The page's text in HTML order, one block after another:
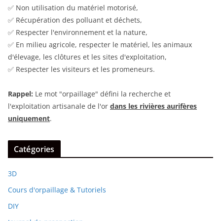
✅ Non utilisation du matériel motorisé,
✅ Récupération des polluant et déchets,
✅ Respecter l'environnement et la nature,
✅ En milieu agricole, respecter le matériel, les animaux
d'élevage, les clôtures et les sites d'exploitation,
✅ Respecter les visiteurs et les promeneurs.
Rappel: Le mot "orpaillage" défini la recherche et
l'exploitation artisanale de l'or dans les rivières aurifères
uniquement.
Catégories
3D
Cours d'orpaillage & Tutoriels
DIY